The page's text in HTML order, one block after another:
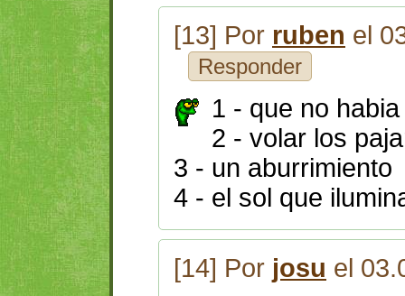
[13] Por ruben el
Responder
1 - que no
2 - volar los
3 - un aburrimiento
4 - el sol que
[14] Por josu el